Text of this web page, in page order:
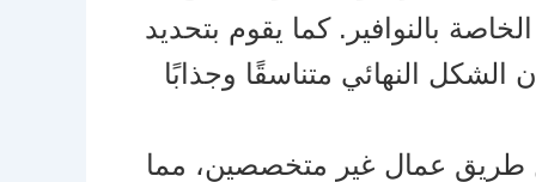
بالنوافير. كما يقوم بتحديد
النهائي متناسقًا وجذابًا
عن طريق عمال غير متخصصين، مما